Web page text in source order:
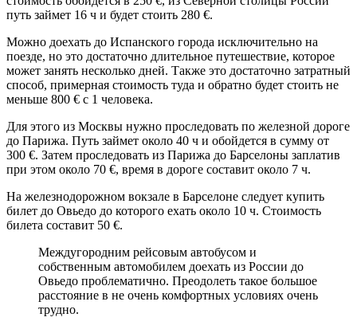
путь займет 16 ч и будет стоить 280 €.
Можно доехать до Испанского города исключительно на
поезде, но это достаточно длительное путешествие, которое
может занять несколько дней. Также это достаточно затратный
способ, примерная стоимость туда и обратно будет стоить не
меньше 800 € с 1 человека.
Для этого из Москвы нужно проследовать по железной дороге
до Парижа. Путь займет около 40 ч и обойдется в сумму от
300 €. Затем проследовать из Парижа до Барселоны заплатив
при этом около 70 €, время в дороге составит около 7 ч.
На железнодорожном вокзале в Барселоне следует купить
билет до Овьедо до которого ехать около 10 ч. Стоимость
билета составит 50 €.
Междугородним рейсовым автобусом и
собственным автомобилем доехать из России до
Овьедо проблематично. Преодолеть такое большое
расстояние в не очень комфортных условиях очень
трудно.